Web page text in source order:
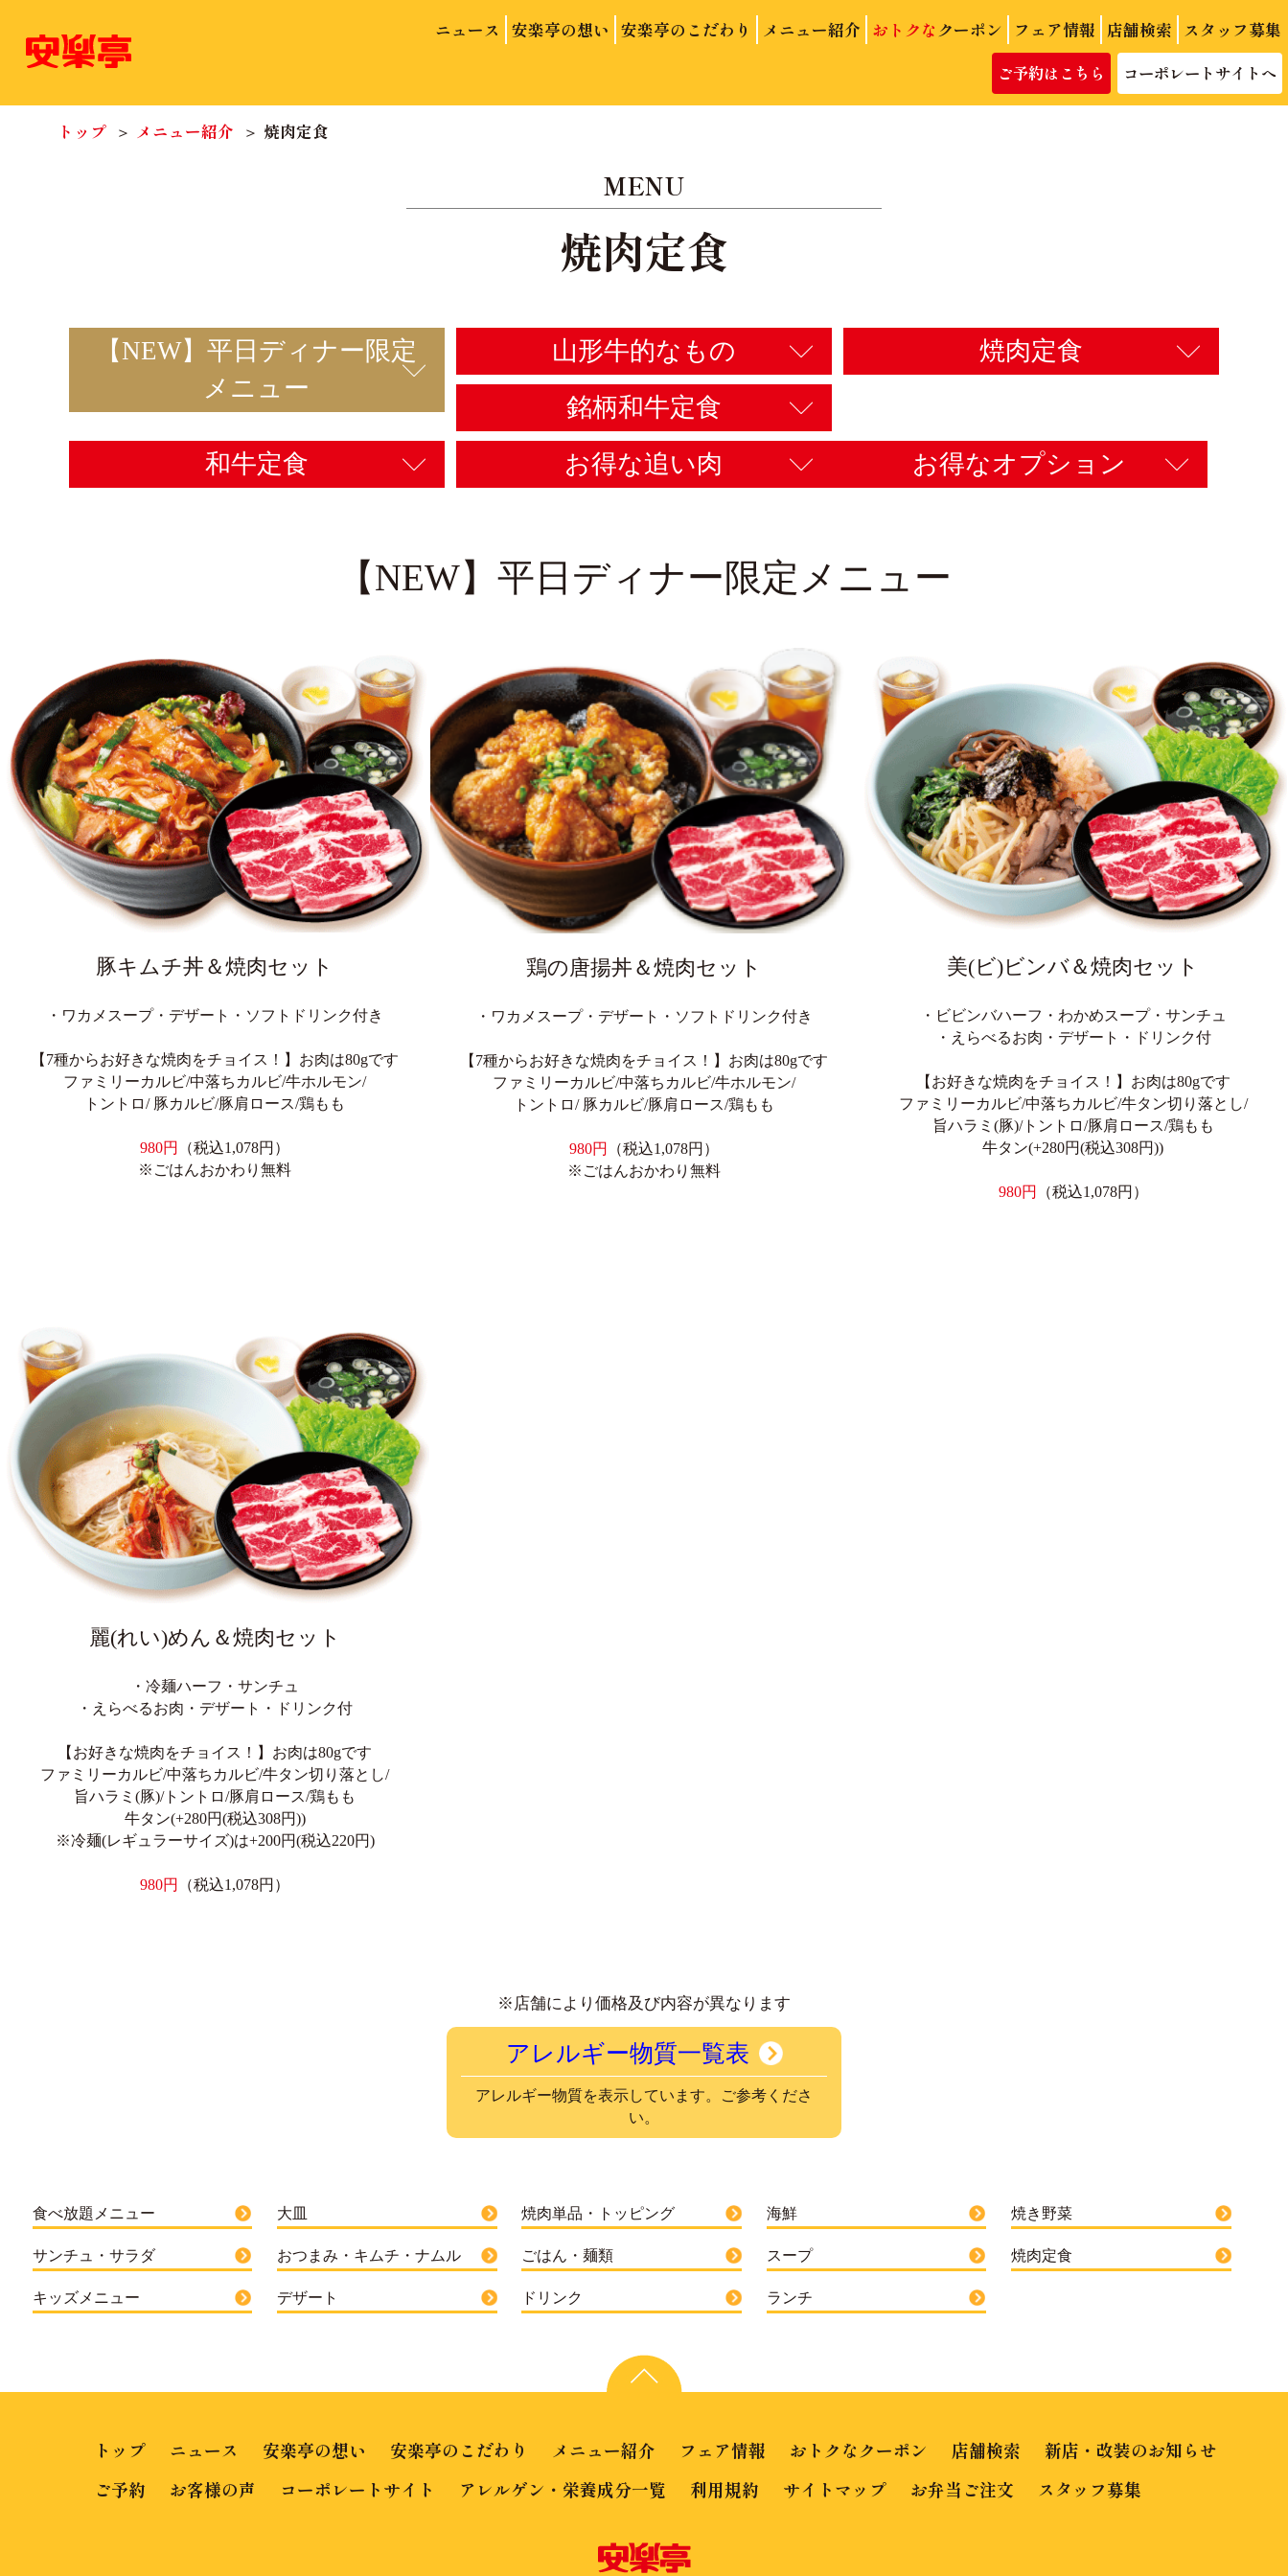
ニュース 安楽亭の想い 安楽亭のこだわり メニュー紹介 おトクな クーポン フェア情報 店舗検索 スタッフ募集
ご予約はこちら コーポレートサイトへ
トップ メニュー紹介 焼肉定食
MENU
焼肉定食
【NEW】平日ディナー限定
メニュー
山形牛的なもの
焼肉定食
銘柄和牛定食
和牛定食
お得な追い肉 お得なオプション
【NEW】平日ディナー限定メニュー
豚キムチ丼＆焼肉セット
・ワカメスープ・デザート・ソフトドリンク付き
【7種からお好きな焼肉をチョイス！】お肉は80gです
ファミリーカルビ/中落ちカルビ/牛ホルモン/
トントロ/ 豚カルビ/豚肩ロース/鶏もも
980円
（税込1,078円）
※ごはんおかわり無料
鶏の唐揚丼＆焼肉セット
・ワカメスープ・デザート・ソフトドリンク付き
【7種からお好きな焼肉をチョイス！】お肉は80gです
ファミリーカルビ/中落ちカルビ/牛ホルモン/
トントロ/ 豚カルビ/豚肩ロース/鶏もも
980円
（税込1,078円）
※ごはんおかわり無料
美(ビ)ビンバ＆焼肉セット
・ビビンバハーフ・わかめスープ・サンチュ
・えらべるお肉・デザート・ドリンク付
【お好きな焼肉をチョイス！】お肉は80gです
ファミリーカルビ/中落ちカルビ/牛タン切り落とし/
旨ハラミ(豚)/トントロ/豚肩ロース/鶏もも
牛タン(+280円(税込308円))
980円 （税込1,078円）
麗(れい)めん＆焼肉セット
・冷麺ハーフ・サンチュ
・えらべるお肉・デザート・ドリンク付
【お好きな焼肉をチョイス！】お肉は80gです
ファミリーカルビ/中落ちカルビ/牛タン切り落とし/
旨ハラミ(豚)/トントロ/豚肩ロース/鶏もも
牛タン(+280円(税込308円))
※冷麺(レギュラーサイズ)は+200円(税込220円)
980円 （税込1,078円）
※店舗により価格及び内容が異なります
アレルギー物質一覧表
アレルギー物質を表示しています。ご参考くださ
い。
食べ放題メニュー 大皿 焼肉単品・トッピング 海鮮 焼き野菜
サンチュ・サラダ おつまみ・キムチ・ナムル ごはん・麺類 スープ 焼肉定食
キッズメニュー デザート ドリンク ランチ
トップ ニュース 安楽亭の想い 安楽亭のこだわり メニュー紹介 フェア情報 おトクなクーポン 店舗検索
新店・改装のお知らせ
ご予約
お客様の声 コーポレートサイト アレルゲン・栄養成分一覧 利用規約 サイトマップ お弁当ご注文 スタッフ募集